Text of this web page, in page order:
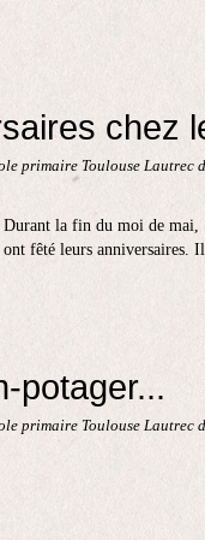
chez
primaire Toulouse Lautrec
Durant la fin du moi de mai,
ont fêté leurs anniversaires.
potager...
primaire Toulouse Lautrec